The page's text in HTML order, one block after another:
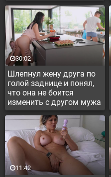
Шлепнул жену друга по
голой заднице и понял,
что она не боится
изменить с другом мужа
30:02
11:42